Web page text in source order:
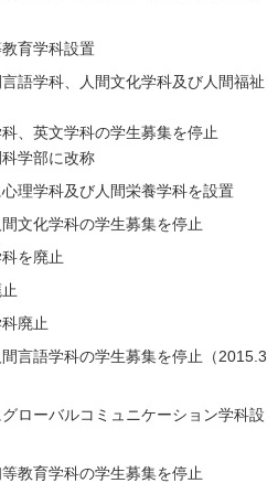
育学科設置
語学科、人間文化学科及び人間福祉
、英文学科の学生募集を停止
学部に改称
理学科及び人間栄養学科を設置
文化学科の学生募集を停止
を廃止
廃止
言語学科の学生募集を停止（2015.3
ローバルコミュニケーション学科設
教育学科の学生募集を停止